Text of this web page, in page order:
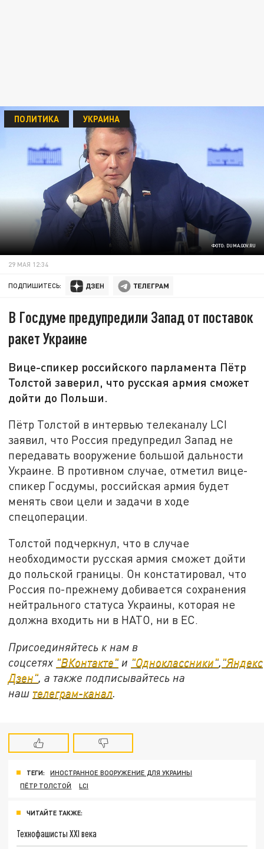
ФОТО: DUMA.GOV.RU
ПОЛИТИКА УКРАИНА
29 МАЯ 12:34
ПОДПИШИТЕСЬ:
В Госдуме предупредили Запад от поставок
ракет Украине
Вице-спикер российского парламента Пётр
Толстой заверил, что русская армия сможет
дойти до Польши.
Пётр Толстой в интервью телеканалу LCI
заявил, что Россия предупредил Запад не
передавать вооружение большой дальности
Украине. В противном случае, отметил вице-
спикер Госдумы, российская армия будет
менять свои цели и задачи в ходе
спецоперации.
Толстой подчеркнул, что в случае
необходимости русская армия сможет дойти
до польской границы. Он констатировал, что
Россия по-прежнему добивается сохранения
нейтрального статуса Украины, которая не
должна входить ни в НАТО, ни в ЕС.
Присоединяйтесь к нам в
соцсетях "ВКонтакте" и "Одноклассники", "Яндекс
Дзен", а также подписывайтесь на
наш телеграм-канал.
ТЕГИ:
ИНОСТРАННОЕ ВООРУЖЕНИЕ ДЛЯ УКРАИНЫ
ПЁТР ТОЛСТОЙ
LCI
ЧИТАЙТЕ ТАКЖЕ:
Технофашисты XXI века